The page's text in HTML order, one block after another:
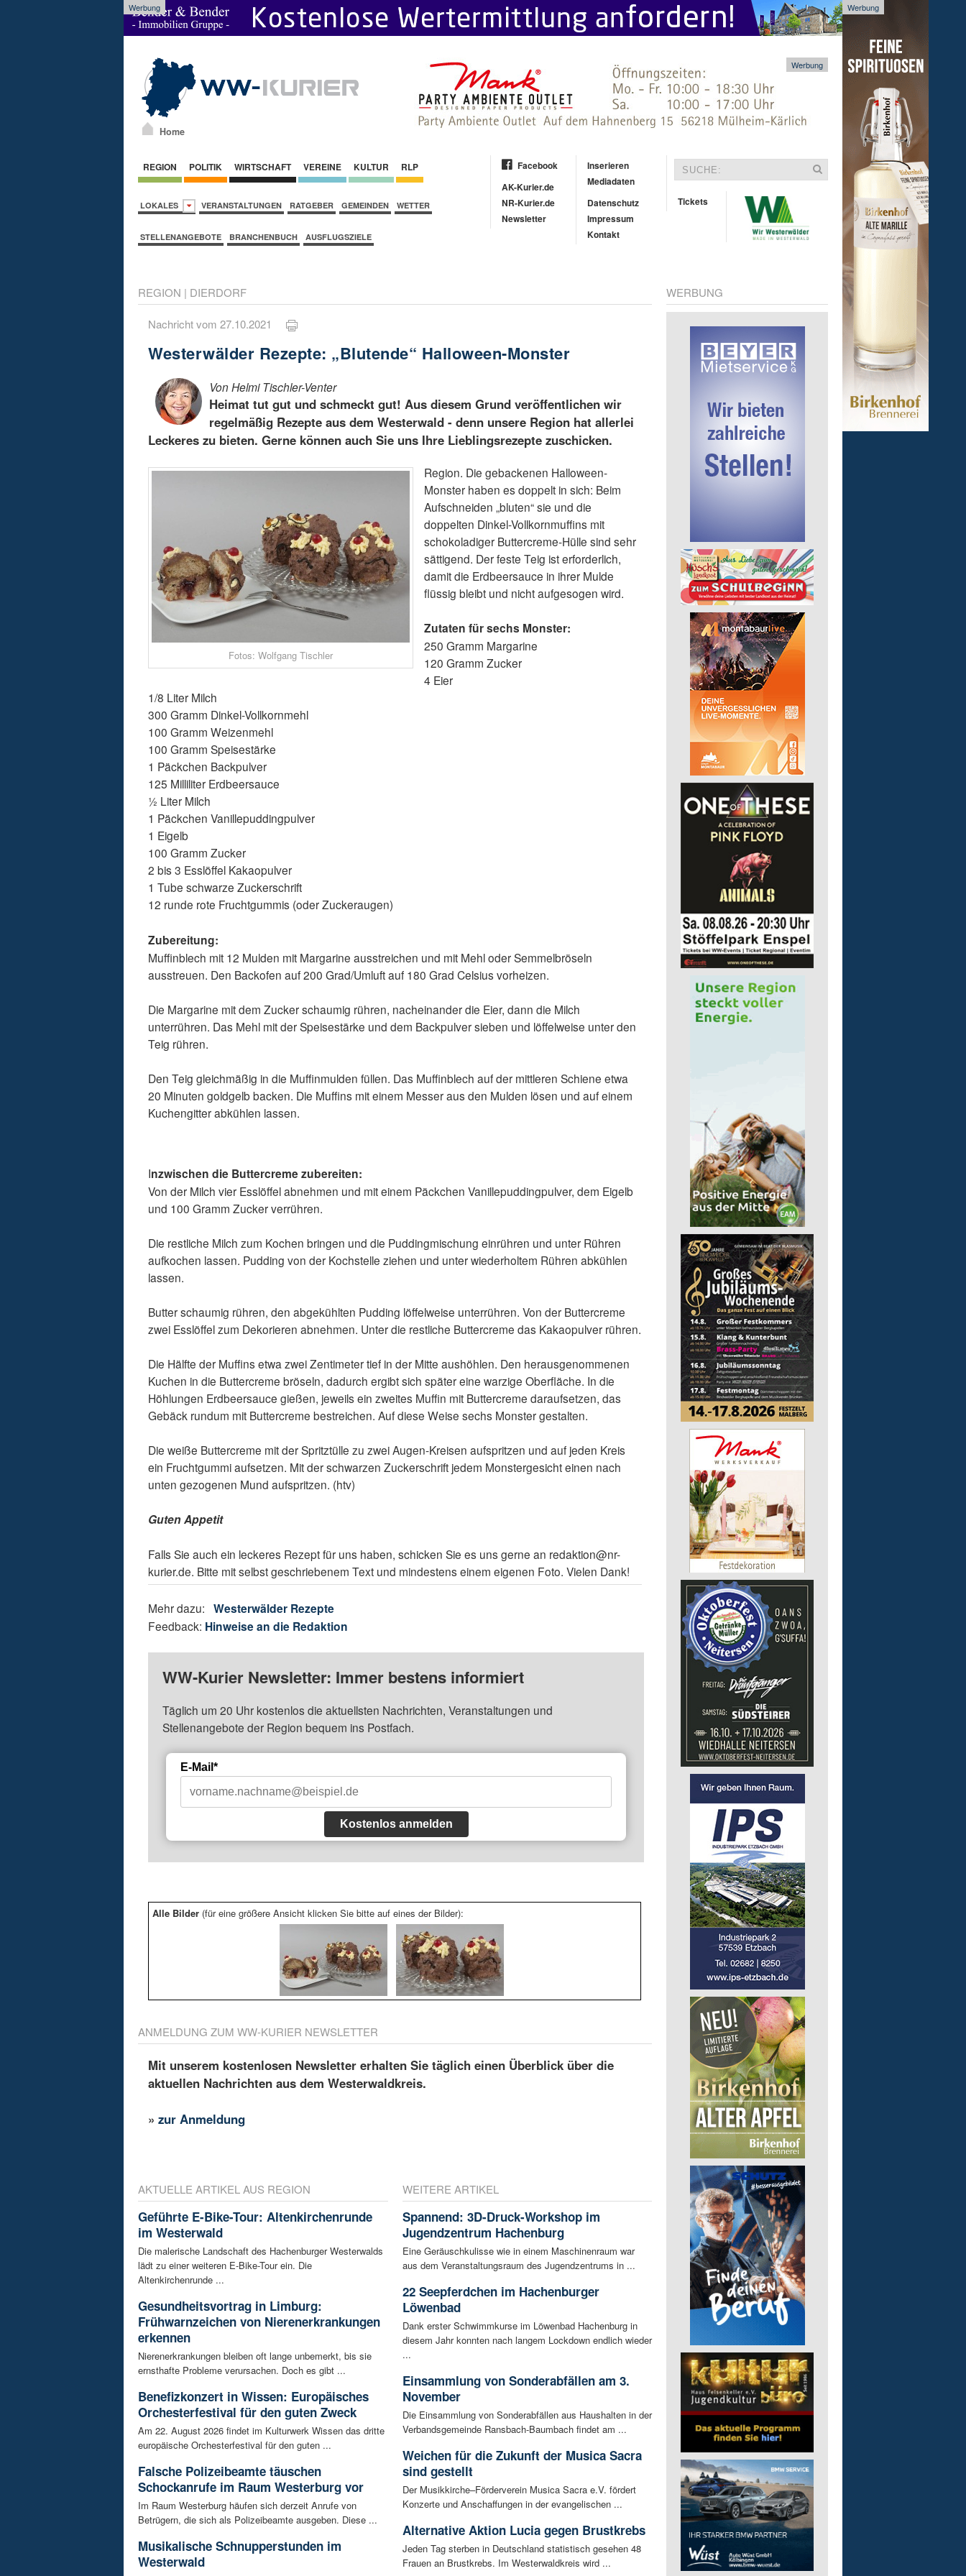
Werbung Werbung
Home
Werbung
REGION POLITIK WIRTSCHAFT VEREINE KULTUR RLP
LOKALES VERANSTALTUNGEN RATGEBER GEMEINDEN WETTER
STELLENANGEBOTE BRANCHENBUCH AUSFLUGSZIELE
Facebook
AK-Kurier.de
NR-Kurier.de
Newsletter
Inserieren
Mediadaten
Datenschutz
Impressum
Kontakt
Tickets
REGION | DIERDORF
Nachricht vom 27.10.2021
Westerwälder Rezepte: „Blutende“ Halloween-Monster
Von Helmi Tischler-Venter
Heimat tut gut und schmeckt gut! Aus diesem Grund veröffentlichen wir
regelmäßig Rezepte aus dem Westerwald - denn unsere Region hat allerlei
Leckeres zu bieten. Gerne können auch Sie uns Ihre Lieblingsrezepte zuschicken.
Fotos: Wolfgang Tischler
Region. Die gebackenen Halloween-
Monster haben es doppelt in sich: Beim
Aufschneiden „bluten“ sie und die
doppelten Dinkel-Vollkornmuffins mit
schokoladiger Buttercreme-Hülle sind sehr
sättigend. Der feste Teig ist erforderlich,
damit die Erdbeersauce in ihrer Mulde
flüssig bleibt und nicht aufgesogen wird.
Zutaten für sechs Monster:
250 Gramm Margarine
120 Gramm Zucker
4 Eier
1/8 Liter Milch
300 Gramm Dinkel-Vollkornmehl
100 Gramm Weizenmehl
100 Gramm Speisestärke
1 Päckchen Backpulver
125 Milliliter Erdbeersauce
½ Liter Milch
1 Päckchen Vanillepuddingpulver
1 Eigelb
100 Gramm Zucker
2 bis 3 Esslöffel Kakaopulver
1 Tube schwarze Zuckerschrift
12 runde rote Fruchtgummis (oder Zuckeraugen)
Zubereitung:
Muffinblech mit 12 Mulden mit Margarine ausstreichen und mit Mehl oder Semmelbröseln
ausstreuen. Den Backofen auf 200 Grad/Umluft auf 180 Grad Celsius vorheizen.
Die Margarine mit dem Zucker schaumig rühren, nacheinander die Eier, dann die Milch
unterrühren. Das Mehl mit der Speisestärke und dem Backpulver sieben und löffelweise unter den
Teig rühren.
Den Teig gleichmäßig in die Muffinmulden füllen. Das Muffinblech auf der mittleren Schiene etwa
20 Minuten goldgelb backen. Die Muffins mit einem Messer aus den Mulden lösen und auf einem
Kuchengitter abkühlen lassen.
Inzwischen die Buttercreme zubereiten:
Von der Milch vier Esslöffel abnehmen und mit einem Päckchen Vanillepuddingpulver, dem Eigelb
und 100 Gramm Zucker verrühren.
Die restliche Milch zum Kochen bringen und die Puddingmischung einrühren und unter Rühren
aufkochen lassen. Pudding von der Kochstelle ziehen und unter wiederholtem Rühren abkühlen
lassen.
Butter schaumig rühren, den abgekühlten Pudding löffelweise unterrühren. Von der Buttercreme
zwei Esslöffel zum Dekorieren abnehmen. Unter die restliche Buttercreme das Kakaopulver rühren.
Die Hälfte der Muffins etwa zwei Zentimeter tief in der Mitte aushöhlen. Den herausgenommenen
Kuchen in die Buttercreme bröseln, dadurch ergibt sich später eine warzige Oberfläche. In die
Höhlungen Erdbeersauce gießen, jeweils ein zweites Muffin mit Buttercreme daraufsetzen, das
Gebäck rundum mit Buttercreme bestreichen. Auf diese Weise sechs Monster gestalten.
Die weiße Buttercreme mit der Spritztülle zu zwei Augen-Kreisen aufspritzen und auf jeden Kreis
ein Fruchtgummi aufsetzen. Mit der schwarzen Zuckerschrift jedem Monstergesicht einen nach
unten gezogenen Mund aufspritzen. (htv)
Guten Appetit
Falls Sie auch ein leckeres Rezept für uns haben, schicken Sie es uns gerne an redaktion@nr-
kurier.de. Bitte mit selbst geschriebenem Text und mindestens einem eigenen Foto. Vielen Dank!
Mehr dazu:Westerwälder Rezepte
Feedback: Hinweise an die Redaktion
WW-Kurier Newsletter: Immer bestens informiert
Täglich um 20 Uhr kostenlos die aktuellsten Nachrichten, Veranstaltungen und
Stellenangebote der Region bequem ins Postfach.
E-Mail*
Kostenlos anmelden
Alle Bilder (für eine größere Ansicht klicken Sie bitte auf eines der Bilder):
ANMELDUNG ZUM WW-KURIER NEWSLETTER
Mit unserem kostenlosen Newsletter erhalten Sie täglich einen Überblick über die
aktuellen Nachrichten aus dem Westerwaldkreis.
»zur Anmeldung
AKTUELLE ARTIKEL AUS REGION
Geführte E-Bike-Tour: Altenkirchenrunde
im Westerwald
Die malerische Landschaft des Hachenburger Westerwalds
lädt zu einer weiteren E-Bike-Tour ein. Die
Altenkirchenrunde ...
Gesundheitsvortrag in Limburg:
Frühwarnzeichen von Nierenerkrankungen
erkennen
Nierenerkrankungen bleiben oft lange unbemerkt, bis sie
ernsthafte Probleme verursachen. Doch es gibt ...
Benefizkonzert in Wissen: Europäisches
Orchesterfestival für den guten Zweck
Am 22. August 2026 findet im Kulturwerk Wissen das dritte
europäische Orchesterfestival für den guten ...
Falsche Polizeibeamte täuschen
Schockanrufe im Raum Westerburg vor
Im Raum Westerburg häufen sich derzeit Anrufe von
Betrügern, die sich als Polizeibeamte ausgeben. Diese ...
Musikalische Schnupperstunden im
Westerwald
WEITERE ARTIKEL
Spannend: 3D-Druck-Workshop im
Jugendzentrum Hachenburg
Eine Geräuschkulisse wie in einem Maschinenraum war
aus dem Veranstaltungsraum des Jugendzentrums in ...
22 Seepferdchen im Hachenburger
Löwenbad
Dank erster Schwimmkurse im Löwenbad Hachenburg in
diesem Jahr konnten nach langem Lockdown endlich wieder
...
Einsammlung von Sonderabfällen am 3.
November
Die Einsammlung von Sonderabfällen aus Haushalten in der
Verbandsgemeinde Ransbach-Baumbach findet am ...
Weichen für die Zukunft der Musica Sacra
sind gestellt
Der Musikkirche–Förderverein Musica Sacra e.V. fördert
Konzerte und Anschaffungen in der evangelischen ...
Alternative Aktion Lucia gegen Brustkrebs
Jeden Tag sterben in Deutschland statistisch gesehen 48
Frauen an Brustkrebs. Im Westerwaldkreis wird ...
WERBUNG